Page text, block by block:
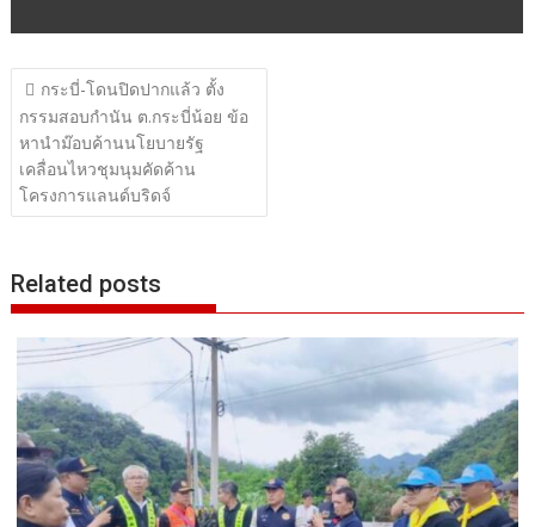
แนะแนว
เรื่อง
กระบี่-โดนปิดปากแล้ว ตั้ง
กรรมสอบกำนัน ต.กระบี่น้อย ข้อ
หานำม๊อบค้านนโยบายรัฐ
เคลื่อนไหวชุมนุมคัดค้าน
โครงการแลนด์บริดจ์
Related posts